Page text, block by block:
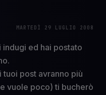
MARTEDÌ 29 LUGLIO 2008
ed hai postato
post avranno più
vuole poco) ti bucherò